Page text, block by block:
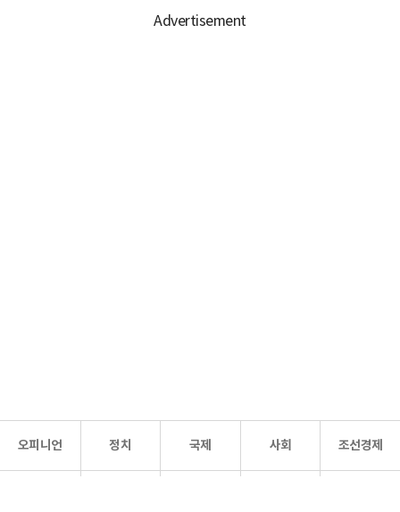
오피니언 정치 국제 사회 조선경제